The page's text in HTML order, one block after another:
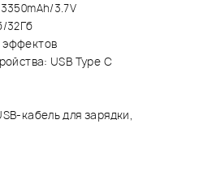
3.7V
32Гб
эффектов
USB Type C
кабель для зарядки,